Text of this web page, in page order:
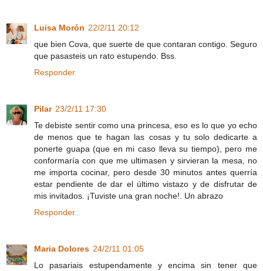
Luisa Morón 22/2/11 20:12
que bien Cova, que suerte de que contaran contigo. Seguro
que pasasteis un rato estupendo. Bss.
Responder
Pilar 23/2/11 17:30
Te debiste sentir como una princesa, eso es lo que yo echo
de menos que te hagan las cosas y tu solo dedicarte a
ponerte guapa (que en mi caso lleva su tiempo), pero me
conformaría con que me ultimasen y sirvieran la mesa, no
me importa cocinar, pero desde 30 minutos antes querría
estar pendiente de dar el último vistazo y de disfrutar de
mis invitados. ¡Tuviste una gran noche!. Un abrazo
Responder
Maria Dolores 24/2/11 01:05
Lo pasariais estupendamente y encima sin tener que